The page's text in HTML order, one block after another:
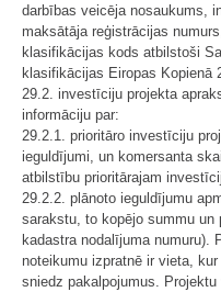
darbības veicēja nosaukums,
maksātāja reģistrācijas
klasifikācijas kods atbilstoši
klasifikācijas Eiropas Kopienā
29.2. investīciju projekta
informāciju par:
29.2.1. prioritāro investīciju
ieguldījumi, un komersanta
atbilstību prioritārajam
29.2.2. plānoto ieguldījumu
sarakstu, to kopējo summu
kadastra nodalījuma numuru).
noteikumu izpratnē ir vieta,
sniedz pakalpojumus.